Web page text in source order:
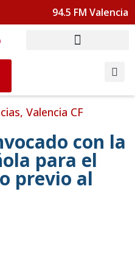
94.5 FM Valencia
, Valencia CF
con la
para el
previo al